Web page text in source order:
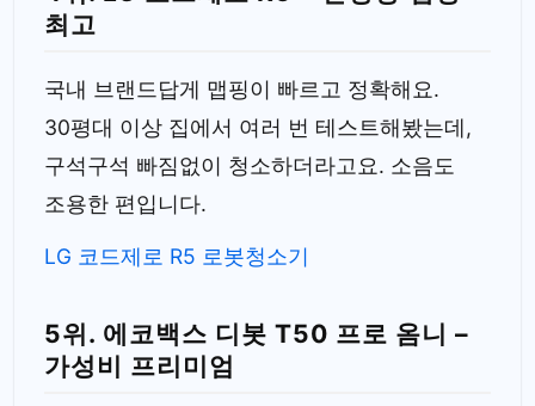
최고
국내 브랜드답게 맵핑이 빠르고 정확해요.
30평대 이상 집에서 여러 번 테스트해봤는데,
구석구석 빠짐없이 청소하더라고요. 소음도
조용한 편입니다.
LG 코드제로 R5 로봇청소기
5위. 에코백스 디봇 T50 프로 옴니 –
가성비 프리미엄